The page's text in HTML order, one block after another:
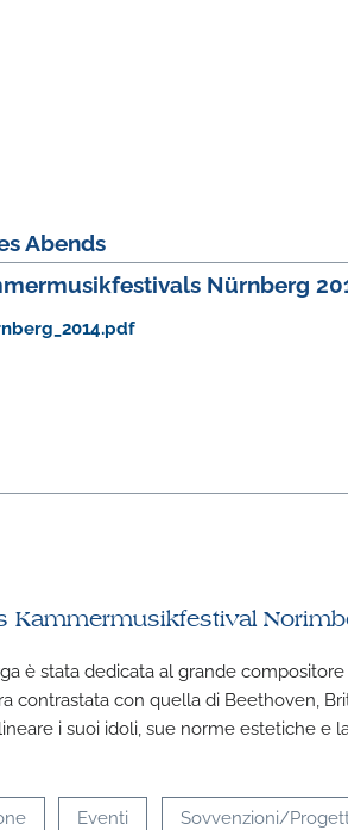
Abends
Nürnberg
Kammermusikfestival
è stata dedicata al grande
contrastata con quella di Beethoven,
i suoi idoli, sue norme estetiche e
Eventi Sovvenzioni/